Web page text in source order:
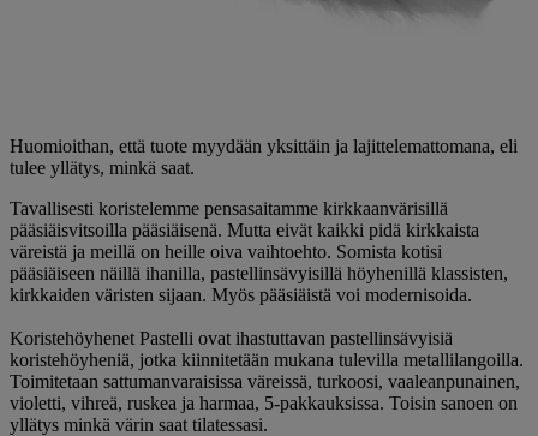
Huomioithan, että tuote myydään yksittäin ja lajittelemattomana, eli
tulee yllätys, minkä saat.
Tavallisesti koristelemme pensasaitamme kirkkaanvärisillä
pääsiäisvitsoilla pääsiäisenä. Mutta eivät kaikki pidä kirkkaista
väreistä ja meillä on heille oiva vaihtoehto. Somista kotisi
pääsiäiseen näillä ihanilla, pastellinsävyisillä höyhenillä klassisten,
kirkkaiden väristen sijaan. Myös pääsiäistä voi modernisoida.
Koristehöyhenet Pastelli ovat ihastuttavan pastellinsävyisiä
koristehöyheniä, jotka kiinnitetään mukana tulevilla metallilangoilla.
Toimitetaan sattumanvaraisissa väreissä, turkoosi, vaaleanpunainen,
violetti, vihreä, ruskea ja harmaa, 5-pakkauksissa. Toisin sanoen on
yllätys minkä värin saat tilatessasi.